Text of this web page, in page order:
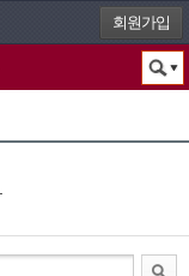
회원가입